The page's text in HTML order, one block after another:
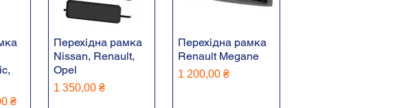
₴
Перехідна рамка
Nissan, Renault,
Opel
Ціна
1 350,00 ₴
Перехідна рамка
Renault Megane
Ціна
1 200,00 ₴